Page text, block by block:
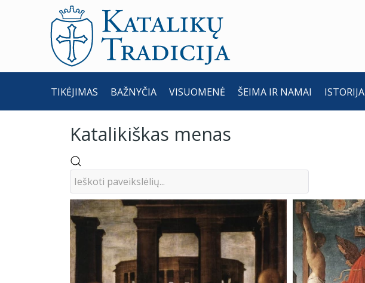
TIKĖJIMAS BAŽNYČIA VISUOMENĖ ŠEIMA IR NAMAI ISTORIJA
Katalikiškas menas